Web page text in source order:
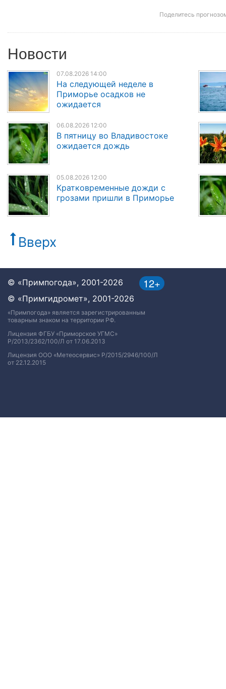
Поделитесь
Новости
07.08.2026 14:00
На следующей неделе в
Приморье осадков не
ожидается
06.08.2026 12:00
В пятницу во Владивостоке
ожидается дождь
05.08.2026 12:00
Кратковременные дожди с
грозами пришли в Приморье
Вверх
12+
© «Примпогода», 2001-2026
© «Примгидромет», 2001-2026
«Примпогода» является зарегистрированным
товарным знаком на территории РФ.
Лицензия ФГБУ «Приморское УГМС»
Р/2013/2362/100/Л от 17.06.2013
Лицензия ООО «Метеосервис» Р/2015/2946/100/Л
от 22.12.2015